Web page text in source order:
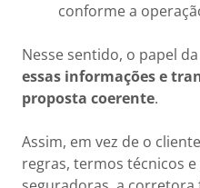
conforme a
Nesse sentido, o papel
essas informações e
proposta coerente.
Assim, em vez de o
regras, termos técnicos